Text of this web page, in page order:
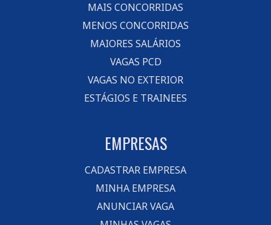
MAIS CONCORRIDAS
MENOS CONCORRIDAS
MAIORES SALÁRIOS
VAGAS PCD
VAGAS NO EXTERIOR
ESTÁGIOS E TRAINEES
EMPRESAS
CADASTRAR EMPRESA
MINHA EMPRESA
ANUNCIAR VAGA